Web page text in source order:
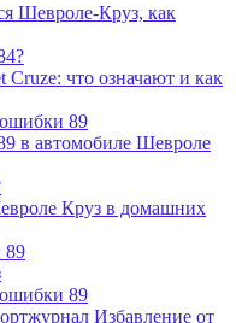
Шевроле-Круз, как
что означают и как
89
в автомобиле Шевроле
Круз в домашних
89
89
Избавление от